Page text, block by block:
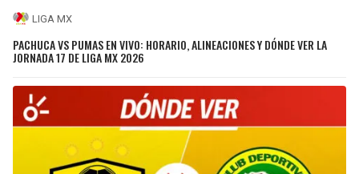
LIGA MX
PACHUCA VS PUMAS EN VIVO: HORARIO, ALINEACIONES Y DÓNDE VER LA
JORNADA 17 DE LIGA MX 2026